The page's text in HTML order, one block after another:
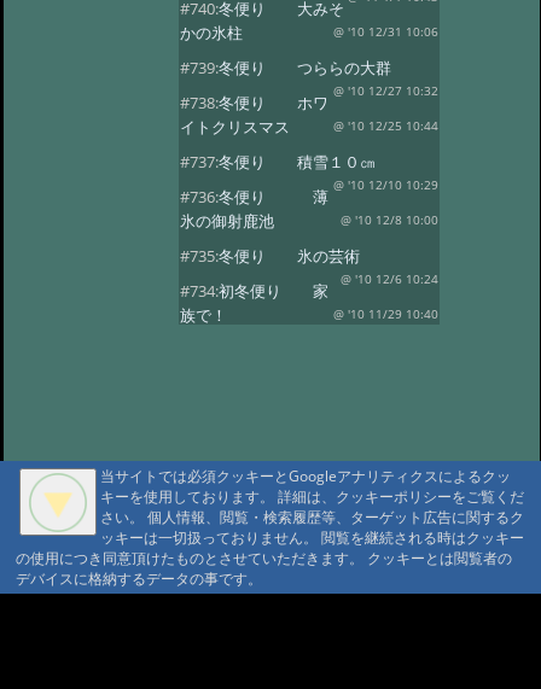
#740:冬便り 大みそ
かの氷柱
@ '10 12/31 10:06
#739:冬便り つららの大群
@ '10 12/27 10:32
#738:冬便り ホワ
イトクリスマス
@ '10 12/25 10:44
#737:冬便り 積雪１０㎝
@ '10 12/10 10:29
#736:冬便り 薄
氷の御射鹿池
@ '10 12/8 10:00
#735:冬便り 氷の芸術
@ '10 12/6 10:24
#734:初冬便り 家
族で！
@ '10 11/29 10:40
#730:初冬便り 御柱
@ '10 11/6 10:28
#729: 初冬便り 初
冠雪
@ '10 11/5 12:36
#728:初冬便り 哀愁
@ '10 11/3 10:13
当サイトでは必須クッキーとGoogleアナリティクスによるクッ
キーを使用しております。 詳細は、クッキーポリシーをご覧くだ
さい。 個人情報、閲覧・検索履歴等、ターゲット広告に関するク
ッキーは一切扱っておりません。 閲覧を継続される時はクッキー
の使用につき同意頂けたものとさせていただきます。 クッキーとは閲覧者の
デバイスに格納するデータの事です。